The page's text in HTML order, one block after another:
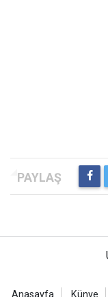
Anasayfa Künye